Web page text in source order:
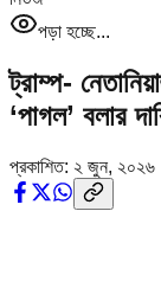
পড়া হচ্ছে...
ট্রাম্প-
‘পাগল’ বলার
প্রকাশিত: ২ জুন, ২০২৬